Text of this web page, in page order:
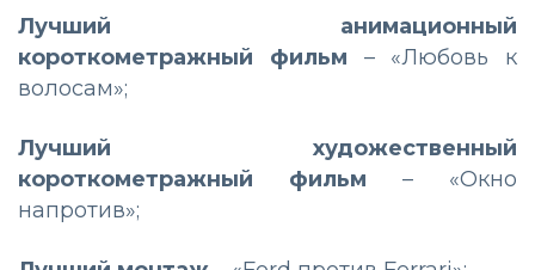
Лучший анимационный
короткометражный фильм – «Любовь к
волосам»;
Лучший художественный
короткометражный фильм – «Окно
напротив»;